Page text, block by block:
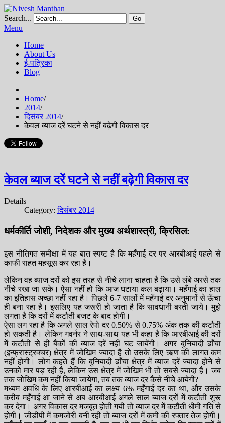
Search... Go
Menu
Home
About Us
ई-पत्रिका
Blog
Home/
2014/
दिसंबर 2014/
केवल ब्याज दरें घटने से नहीं बढ़ेगी विकास दर
केवल ब्याज दरें घटने से नहीं बढ़ेगी विकास दर
Details
Category:दिसंबर 2014
धर्मकीर्ति जोशी, निदेशक और मुख्य अर्थशास्त्री, क्रिसिल:
इस नीतिगत समीक्षा में यह बात स्पष्ट है कि महँगाई दर पर आरबीआई पहले से
काफी राहत महसूस कर रहा है।
लेकिन वह ब्याज दरों को इस तरह से नीचे लाना चाहता है कि उसे लंबे अरसे तक
नीचे रखा जा सके। ऐसा नहीं हो कि आज घटाया कल बढ़ाया। महँगाई का हाल
का इतिहास अच्छा नहीं रहा है। पिछले 6-7 सालों में महँगाई दर अनुमानों से ऊँचा
ही बना रहा है। इसलिए यह जरूरी हो जाता है कि सावधानी बरती जाये। मुझे
लगता है कि दरों में कटौती बजट के बाद होगी।
ऐसा लग रहा है कि अगले साल रेपो दर 0.50% से 0.75% अंक तक की कटौती
हो सकती है। लेकिन गवर्नर ने साथ-साथ यह भी कहा है कि आरबीआई की दरों
में कटौती से ही बैंकों की ब्याज दरें नहीं घट जायेंगी। अगर बुनियादी ढाँचा
(इन्फ्रास्ट्रक्चर) क्षेत्र में जोखिम ज्यादा है तो उसके लिए ऋण की लागत कम
नहीं होगी। लोग कहते हैं कि बुनियादी ढाँचा क्षेत्र में ब्याज दरें ज्यादा होने से
उनको मार पड़ रही है, लेकिन उस क्षेत्र में जोखिम भी तो सबसे ज्यादा है। जब
तक जोखिम कम नहीं किया जायेगा, तब तक ब्याज दर कैसे नीचे आयेगी?
मध्यम अवधि के लिए आरबीआई का लक्ष्य 6% महँगाई दर का था, और उसके
करीब महँगाई आ जाने से अब आरबीआई अगले साल ब्याज दरों में कटौती शुरू
कर देगा। अगर विकास दर मजबूत होती गयी तो ब्याज दर में कटौती धीमी गति से
होगी। जीडीपी में कमजोरी बनी रही तो ब्याज दरों में कमी की रफ्तार तेज होगी।